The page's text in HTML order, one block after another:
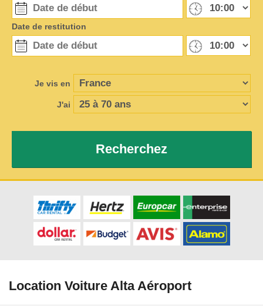
Date de restitution
Je vis en
J'ai
Recherchez
Location Voiture Alta Aéroport